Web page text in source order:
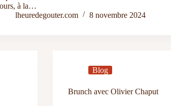
à la…
lheuredegouter.com
8 novembre 2024
Blog
Brunch avec Olivier Chaput